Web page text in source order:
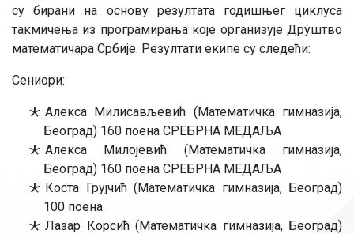
су бирани на основу резултата годишњег циклуса
такмичења из програмирања које организује Друштво
математичара Србије. Резултати екипе су следећи:
Сениори:
Алекса Милисављевић (Математичка гимназија,
Београд) 160 поена СРЕБРНА МЕДАЉА
Алекса Милојевић (Математичка гимназија,
Београд) 160 поена СРЕБРНА МЕДАЉА
Коста Грујчић (Математичка гимназија, Београд)
100 поена
Лазар Корсић (Математичка гимназија, Београд)